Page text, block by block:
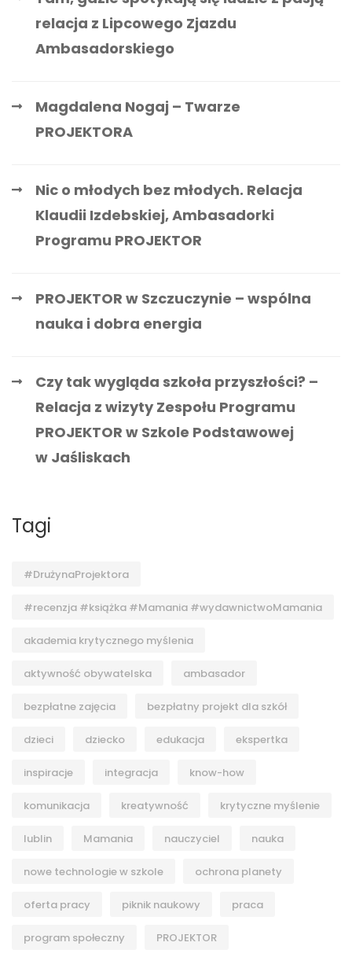
relacja z Lipcowego Zjazdu
Ambasadorskiego
Magdalena Nogaj – Twarze
PROJEKTORA
Nic o młodych bez młodych. Relacja
Klaudii Izdebskiej, Ambasadorki
Programu PROJEKTOR
PROJEKTOR w Szczuczynie – wspólna
nauka i dobra energia
Czy tak wygląda szkoła przyszłości? –
Relacja z wizyty Zespołu Programu
PROJEKTOR w Szkole Podstawowej
w Jaśliskach
Tagi
#DrużynaProjektora
#recenzja #książka #Mamania #wydawnictwoMamania
akademia krytycznego myślenia
aktywność obywatelska ambasador
bezpłatne zajęcia bezpłatny projekt dla szkół
dzieci dziecko edukacja ekspertka
inspiracje integracja know-how
komunikacja kreatywność krytyczne myślenie
lublin Mamania nauczyciel nauka
nowe technologie w szkole ochrona planety
oferta pracy piknik naukowy praca
program społeczny PROJEKTOR